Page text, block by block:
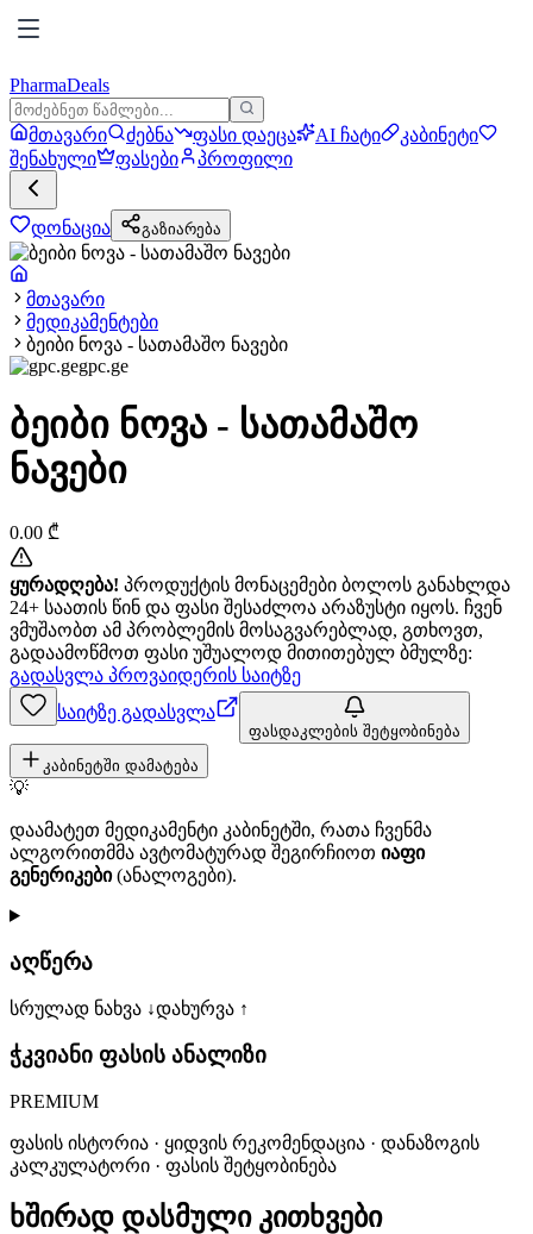
PharmaDeals
მთავარი ძებნა ფასი დაეცა AI ჩატი
კაბინეტი
შენახული
ფასები პროფილი
დონაცია გაზიარება
მთავარი
მედიკამენტები
ბეიბი ნოვა - სათამაშო ნავები
gpc.ge
ბეიბი ნოვა - სათამაშო
ნავები
0.00 ₾
ყურადღება! პროდუქტის მონაცემები ბოლოს განახლდა
24+ საათის წინ და ფასი შესაძლოა არაზუსტი იყოს. ჩვენ
ვმუშაობთ ამ პრობლემის მოსაგვარებლად, გთხოვთ,
გადაამოწმოთ ფასი უშუალოდ მითითებულ ბმულზე:
გადასვლა პროვაიდერის საიტზე
საიტზე გადასვლა
ფასდაკლების შეტყობინება
კაბინეტში დამატება
💡
დაამატეთ მედიკამენტი კაბინეტში, რათა ჩვენმა
ალგორითმმა ავტომატურად შეგირჩიოთ იაფი
გენერიკები(ანალოგები).
აღწერა
სრულად ნახვა ↓დახურვა ↑
ჭკვიანი ფასის ანალიზი
PREMIUM
ფასის ისტორია · ყიდვის რეკომენდაცია · დანაზოგის
კალკულატორი · ფასის შეტყობინება
ხშირად დასმული კითხვები